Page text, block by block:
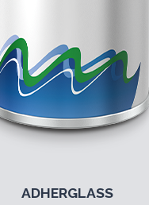
ADHERGLASS